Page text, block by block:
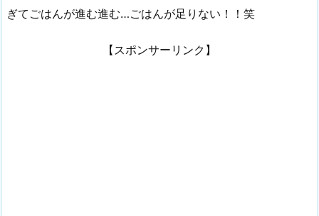
ぎてごはんが進む進む…ごはんが足りない！！笑
【スポンサーリンク】